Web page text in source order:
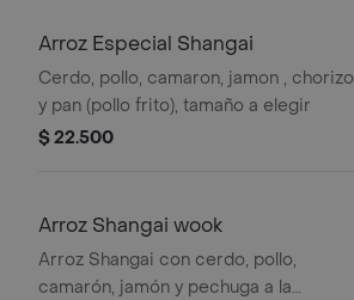
Arroz Especial Shangai
Cerdo, pollo, camaron, jamon , chorizo
y pan (pollo frito), tamaño a elegir
$ 22.500
Arroz Shangai wook
Arroz Shangai con cerdo, pollo,
camarón, jamón y pechuga a la